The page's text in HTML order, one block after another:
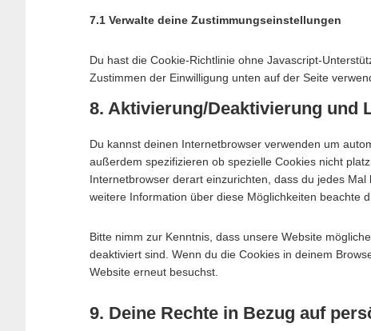
7.1 Verwalte deine Zustimmungseinstellungen
Du hast die Cookie-Richtlinie ohne Javascript-
Zustimmen der Einwilligung unten auf der Seite
8. Aktivierung/Deaktivierung und
Du kannst deinen Internetbrowser verwenden um
außerdem spezifizieren ob spezielle Cookies nicht
Internetbrowser derart einzurichten, dass du jedes
weitere Information über diese Möglichkeiten beachte
Bitte nimm zur Kenntnis, dass unsere Website
deaktiviert sind. Wenn du die Cookies in deinem
Website erneut besuchst.
9. Deine Rechte in Bezug auf